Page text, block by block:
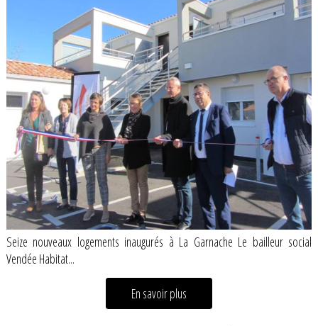
Seize nouveaux logements inaugurés à La Garnache Le bailleur social
Vendée Habitat...
En savoir plus